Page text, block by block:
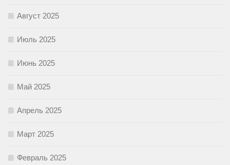
Август 2025
Июль 2025
Июнь 2025
Май 2025
Апрель 2025
Март 2025
Февраль 2025